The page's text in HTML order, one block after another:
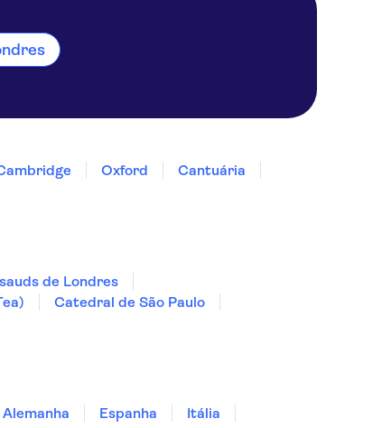
Oxford
Cantuária
de Londres
Catedral de São Paulo
Alemanha Espanha
Itália